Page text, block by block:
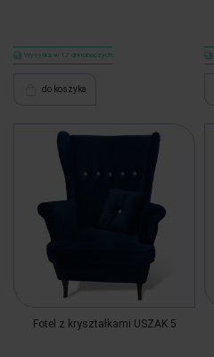
Wysyłka w 17 dni roboczych
do koszyka
Fotel z kryształkami USZAK 5